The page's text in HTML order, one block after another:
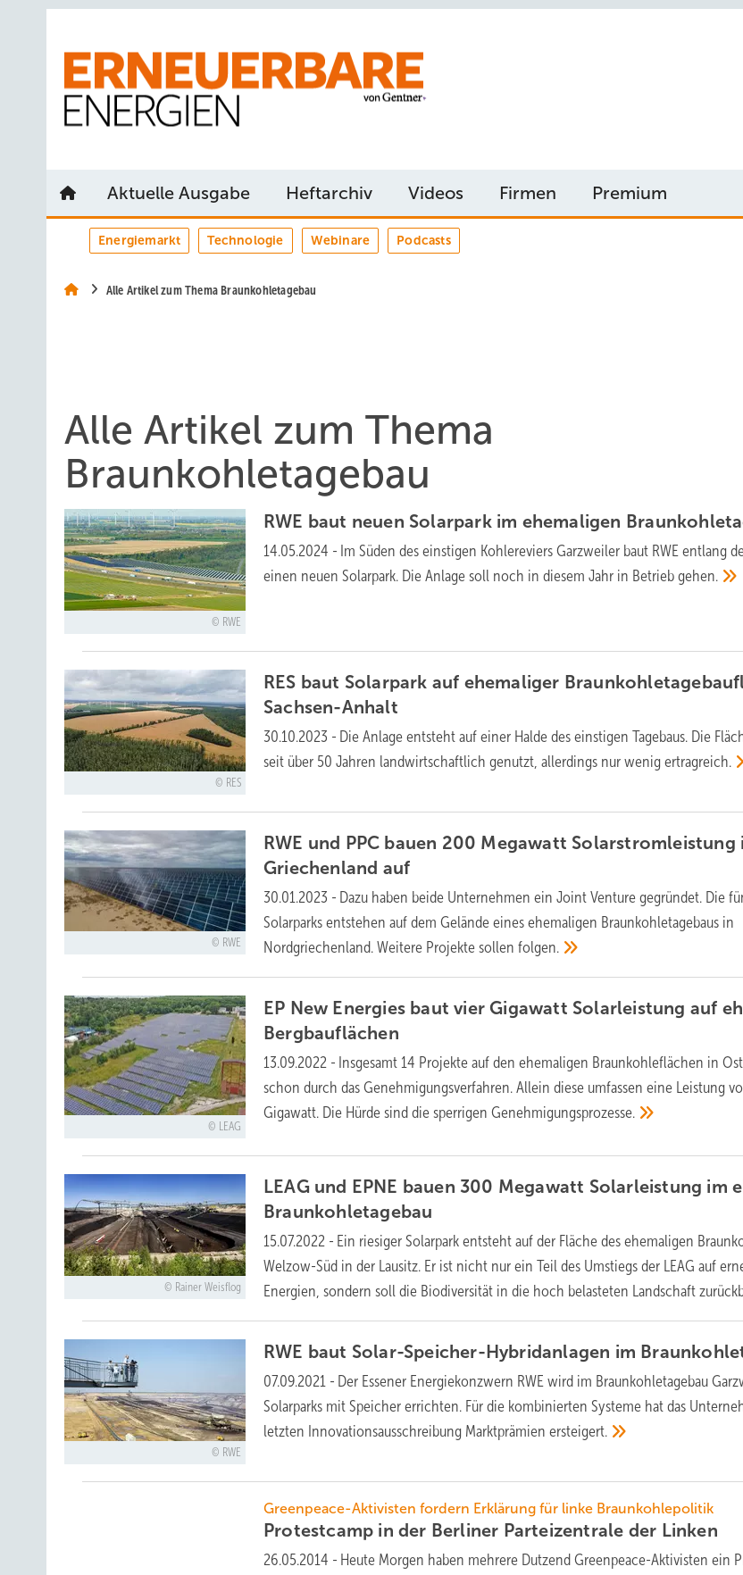
Aktuelle Ausgabe Heftarchiv Videos Firmen Premium
Energiemarkt Technologie Webinare Podcasts
Alle Artikel zum Thema Braunkohletagebau
Alle Artikel zum Thema
Braunkohletagebau
RWE
RWE baut neuen Solarpark im ehemaligen
14.05.2024 - Im Süden des einstigen Kohlereviers Garzweiler baut RWE entlang
einen neuen Solarpark. Die Anlage soll noch in diesem Jahr in Betriebgehen.
RES
RES baut Solarpark auf ehemaliger
Sachsen-Anhalt
30.10.2023 - Die Anlage entsteht auf einer Halde des einstigen Tagebaus. Die
seit über 50 Jahren landwirtschaftlich genutzt, allerdings nur wenigertragreich.
RWE
RWE und PPC bauen 200 Megawatt Solarstromleistung
Griechenland auf
30.01.2023 - Dazu haben beide Unternehmen ein Joint Venture gegründet. Die
Solarparks entstehen auf dem Gelände eines ehemaligen Braunkohletagebaus in
Nordgriechenland. Weitere Projekte sollenfolgen.
LEAG
EP New Energies baut vier Gigawatt Solarleistung auf
Bergbauflächen
13.09.2022 - Insgesamt 14 Projekte auf den ehemaligen Braunkohleflächen in
schon durch das Genehmigungsverfahren. Allein diese umfassen eine Leistung
Gigawatt. Die Hürde sind die sperrigenGenehmigungsprozesse.
Rainer Weisflog
LEAG und EPNE bauen 300 Megawatt Solarleistung im
Braunkohletagebau
15.07.2022 - Ein riesiger Solarpark entsteht auf der Fläche des ehemaligen
Welzow-Süd in der Lausitz. Er ist nicht nur ein Teil des Umstiegs der LEAG auf
Energien, sondern soll die Biodiversität in die hoch belasteten Landschaft
RWE
RWE baut Solar-Speicher-Hybridanlagen im
07.09.2021 - Der Essener Energiekonzwern RWE wird im Braunkohletagebau
Solarparks mit Speicher errichten. Für die kombinierten Systeme hat das
letzten Innovationsausschreibung Marktprämienersteigert.
Greenpeace-Aktivisten fordern Erklärung für linke Braunkohlepolitik
Protestcamp in der Berliner Parteizentrale der Linken
26.05.2014 - Heute Morgen haben mehrere Dutzend Greenpeace-Aktivisten ein